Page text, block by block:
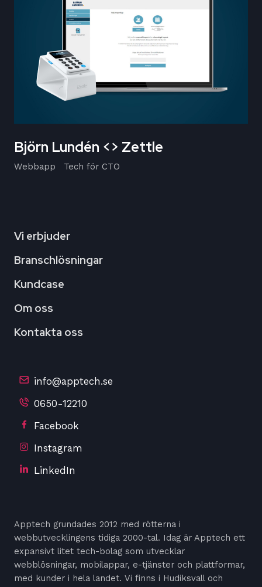
Björn Lundén <> Zettle
Webbapp Tech för CTO
Vi erbjuder
Branschlösningar
Kundcase
Om oss
Kontakta oss
info@apptech.se
0650-12210
Facebook
Instagram
LinkedIn
Apptech grundades 2012 med rötterna i
webbutvecklingens tidiga 2000-tal. Idag är Apptech ett
expansivt litet tech-bolag som utvecklar
webblösningar, mobilappar, e-tjänster och plattformar,
med kunder i hela landet. Vi finns i Hudiksvall och